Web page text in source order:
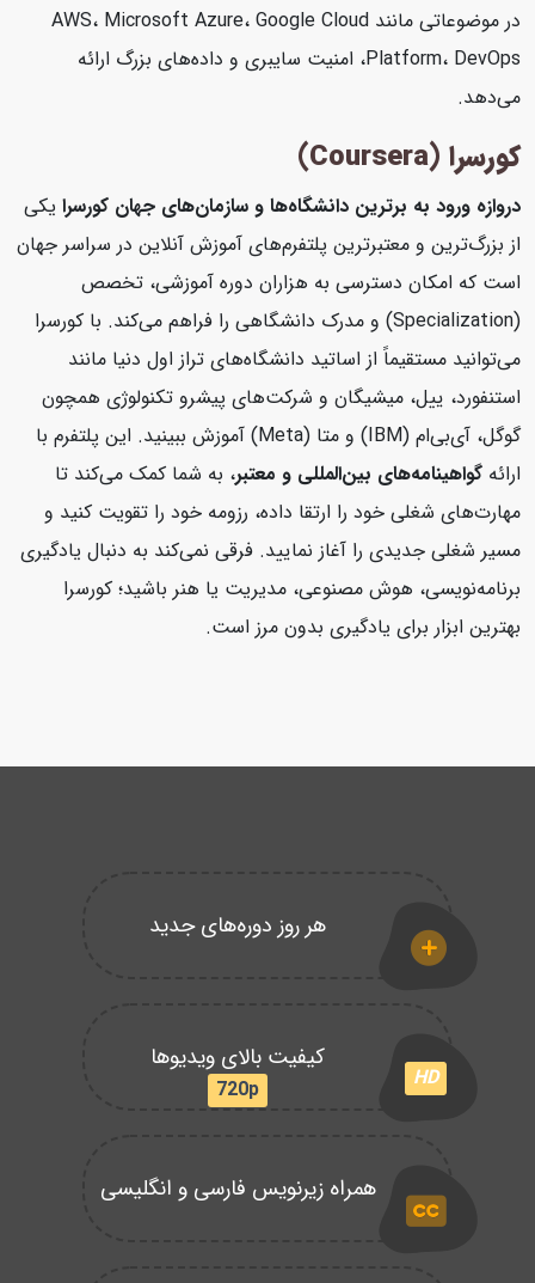
در موضوعاتی مانند AWS، Microsoft Azure، Google Cloud
Platform، DevOps، امنیت سایبری و داده‌های بزرگ ارائه
می‌دهد.
کورسرا (Coursera)
دروازه ورود به برترین دانشگاه‌ها و سازمان‌های جهان کورسرایکی
از بزرگ‌ترین و معتبرترین پلتفرم‌های آموزش آنلاین در سراسر جهان
است که امکان دسترسی به هزاران دوره آموزشی، تخصص
(Specialization) و مدرک دانشگاهی را فراهم می‌کند. با کورسرا
می‌توانید مستقیماً از اساتید دانشگاه‌های تراز اول دنیا مانند
استنفورد، ییل، میشیگان و شرکت‌های پیشرو تکنولوژی همچون
گوگل، آی‌بی‌ام (IBM) و متا (Meta) آموزش ببینید. این پلتفرم با
ارائهگواهینامه‌های بین‌المللی و معتبر، به شما کمک می‌کند تا
مهارت‌های شغلی خود را ارتقا داده، رزومه خود را تقویت کنید و
مسیر شغلی جدیدی را آغاز نمایید. فرقی نمی‌کند به دنبال یادگیری
برنامه‌نویسی، هوش مصنوعی، مدیریت یا هنر باشید؛ کورسرا
بهترین ابزار برای یادگیری بدون مرز است.
هر روز دوره‌های جدید
HD
کیفیت بالای ویدیوها
720p
همراه زیرنویس فارسی و انگلیسی